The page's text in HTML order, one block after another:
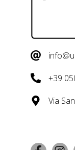
+39
Via